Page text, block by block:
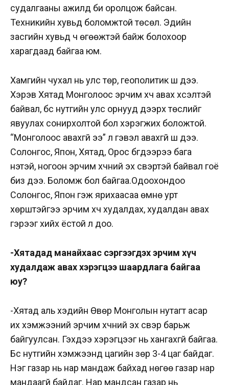
судалгааны ажилд би оролцож байсан.
Техникийн хувьд боломжтой төсөл. Эдийн
засгийн хувьд ч өгөөжтэй байж болохоор
харагдаад байгаа юм.
Хамгийн чухал нь улс төр, геополитик шүү дээ.
Хэрэв Хятад Монголоос эрчим хүч авах хүсэлтэй
байвал, бүс нутгийн улс орнууд дээрх төслийг
явуулах сонирхолтой бол хэрэгжих боложтой.
“Монголоос авахгүй ээ” л гэвэл авахгүй шүү дээ.
Солонгос, Япон, Хятад, Орос бүгдээрээ бага
үнэтэй, ногоон эрчим хүчний эх үүсвэртэй байвал гоё
биз дээ. Боломж бол байгаа.Одоохондоо
Солонгос, Япон гэж ярихаасаа өмнө урт
хөрштэйгээ эрчим хүч худалдах, худалдан авах
гэрээг хийх ёстой л доо.
-Хятадад манайхаас сэргээгдэх эрчим хүч
худалдаж авах хэрэгцээ шаардлага байгаа
юу?
-Хятад аль хэдийн Өвөр Монголын нутагт асар
их хэмжээний эрчим хүчний эх үүсвэр барьж
байгуулсан. Гэхдээ хэрэгцээг нь хангахгүй байгаа.
Бүс нутгийн хэмжээнд цагийн зөрүү 3-4 цаг байдаг.
Нэг газар нь нар мандаж байхад нөгөө газар нар
мандаагүй байдаг. Нар мандсан газар нь